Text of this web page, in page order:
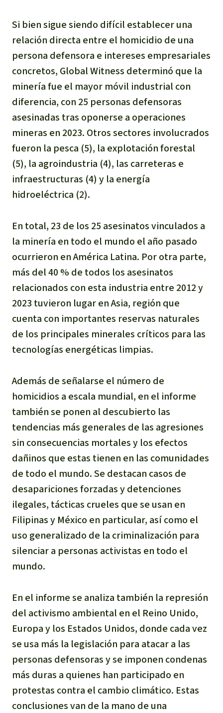
Si bien sigue siendo difícil establecer una
relación directa entre el homicidio de una
persona defensora e intereses empresariales
concretos, Global Witness determinó que la
minería fue el mayor móvil industrial con
diferencia, con 25 personas defensoras
asesinadas tras oponerse a operaciones
mineras en 2023. Otros sectores involucrados
fueron la pesca (5), la explotación forestal
(5), la agroindustria (4), las carreteras e
infraestructuras (4) y la energía
hidroeléctrica (2).
En total, 23 de los 25 asesinatos vinculados a
la minería en todo el mundo el año pasado
ocurrieron en América Latina. Por otra parte,
más del 40 % de todos los asesinatos
relacionados con esta industria entre 2012 y
2023 tuvieron lugar en Asia, región que
cuenta con importantes reservas naturales
de los principales minerales críticos para las
tecnologías energéticas limpias.
Además de señalarse el número de
homicidios a escala mundial, en el informe
también se ponen al descubierto las
tendencias más generales de las agresiones
sin consecuencias mortales y los efectos
dañinos que estas tienen en las comunidades
de todo el mundo. Se destacan casos de
desapariciones forzadas y detenciones
ilegales, tácticas crueles que se usan en
Filipinas y México en particular, así como el
uso generalizado de la criminalización para
silenciar a personas activistas en todo el
mundo.
En el informe se analiza también la represión
del activismo ambiental en el Reino Unido,
Europa y los Estados Unidos, donde cada vez
se usa más la legislación para atacar a las
personas defensoras y se imponen condenas
más duras a quienes han participado en
protestas contra el cambio climático. Estas
conclusiones van de la mano de una